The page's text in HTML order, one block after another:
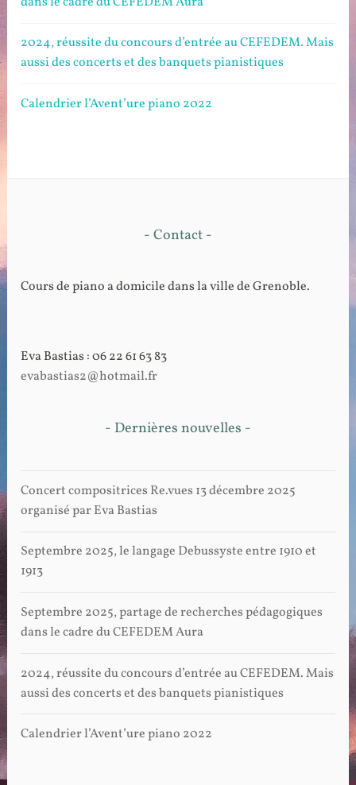
2024, réussite du concours d’entrée au CEFEDEM. Mais
aussi des concerts et des banquets pianistiques
Calendrier l’Avent’ure piano 2022
- Contact -
Cours de piano a domicile dans la ville de Grenoble.
Eva Bastias : 06 22 61 63 83
evabastias2@hotmail.fr
- Dernières nouvelles -
Concert compositrices Re.vues 13 décembre 2025
organisé par Eva Bastias
Septembre 2025, le langage Debussyste entre 1910 et
1913
Septembre 2025, partage de recherches pédagogiques
dans le cadre du CEFEDEM Aura
2024, réussite du concours d’entrée au CEFEDEM. Mais
aussi des concerts et des banquets pianistiques
Calendrier l’Avent’ure piano 2022